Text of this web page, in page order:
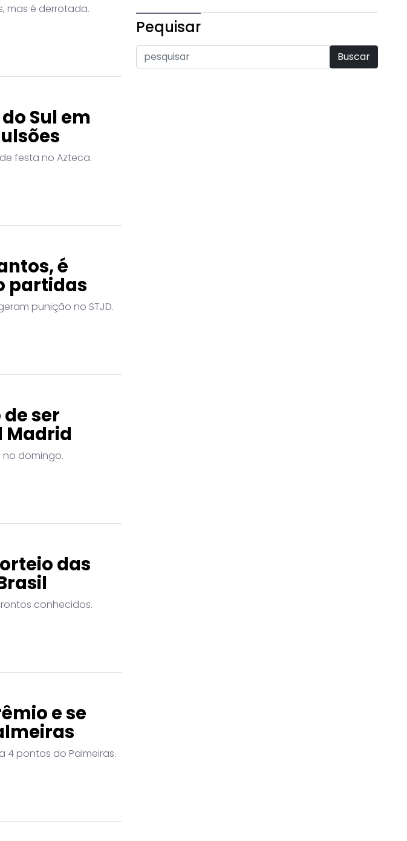
mas é derrotada.
Sul em
festa no Azteca.
é
partidas
punição no STJD.
ser
Madrid
no domingo.
das
conhecidos.
e se
4 pontos do Palmeiras.
Pequisar